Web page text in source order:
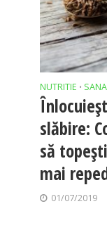
NUTRITIE •
slăbire:
să
mai
01/07/2019